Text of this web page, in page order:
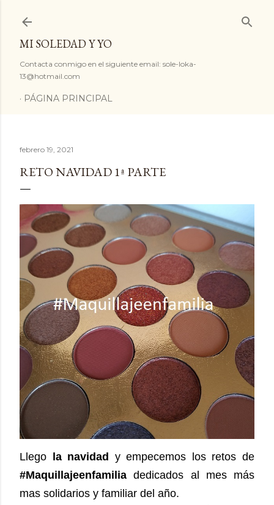
MI SOLEDAD Y YO
Contacta conmigo en el siguiente email: sole-loka-
13@hotmail.com
PÁGINA PRINCIPAL
febrero 19, 2021
RETO NAVIDAD 1ª PARTE
Llego la navidad
y empecemos los retos de
#Maquillajeenfamilia dedicados al mes más
mas solidarios y familiar del año.